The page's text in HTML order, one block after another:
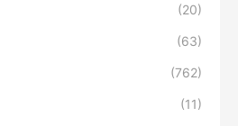
(20)
(63)
(762)
(11)